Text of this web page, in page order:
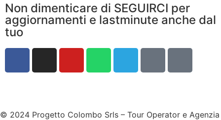
Non dimenticare di SEGUIRCI per
aggiornamenti e lastminute anche dal
tuo
© 2024 Progetto Colombo Srls – Tour Operator e Agenzia